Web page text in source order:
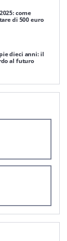
come
di 500 euro
dieci anni: il
al futuro